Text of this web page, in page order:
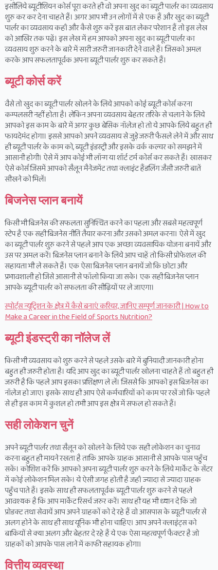
इसीलिये ब्यूटीशियन कोर्स पूरा करते ही वो अपना खुद का ब्यूटी पार्लर का व्यवसाय
शुरु कर कर देना चाहते हैं। अगर आप भी उन लोगों में से एक हैं और खुद का ब्यूटी
पार्लर का व्यवसाय कहाँ और कैसे शुरु करें इस बात लेकर परेशान हैं तो इस लेख
को आखिर तक पढ़ें। इस लेख में हम आपको अपना खुद का ब्यूटी पार्लर का
व्यवसाय शुरु करने के बारे में सारी जरुरी जानकारी देने वाले हैं। जिसको अमल
करके आप सफलतापूर्वक अपना ब्यूटी पार्लर शुरु कर सकते हैं।
ब्यूटी कोर्स करें
वैसे तो खुद का ब्यूटी पार्लर खोलने के लिये आपको कोई ब्यूटी कोर्स करना
कम्पलसरी नहीं होता है। लेकिन अपना व्यवसाय बेहतर तरिके से चलाने के लिये
आपको इस काम के बारे में अगर कुछ बेसिक नॉलेज हो तो ये आपके लिये बहुत ही
फायदेमंद होगा। इससे आपको अपने व्यवसाय से जुड़े जरुरी फैसले लेने में और साथ
ही ब्यूटी पार्लर के काम को, ब्यूटी इंडस्ट्री और इसके वर्क कल्चर को समझने में
आसानी होगी। ऐसे में आप कोई भी लॉन्ग या शॉर्ट टर्म कोर्स कर सकते हैं। खासकर
ऐसे कोर्स जिसमें आपको सैलून मैनेजमेंट तथा क्लाइंट हैंडलिंग जैसी जरुरी बातें
सीखने को मिलें।
बिजनेस प्लान बनायें
किसी भी बिजनेस की सफलता सुनिश्चित करने का पहला और सबसे महत्वपूर्ण
स्टेप है एक सही बिजनेस नीति तैयार करना और उसको अमल करना। ऐसे में खुद
का ब्यूटी पार्लर शुरु करने से पहले आप एक अच्छा व्यवसायिक योजना बनायें और
उस पर अमल करें। बिजनेस प्लान बनाने के लिये आप चाहें तो किसी प्रोफेशल की
सहायता भी ले सकते हैं। एक ऐसा बिजनेस प्लान बनायें जो कि छोटा और
प्रभावशाली हो जिसे आसानी से फॉलो किया जा सके। एक सही बिजनेस प्लान
आपके ब्यूटी पार्लर को सफलता की सीढ़ियों पर ले जाएगा।
स्पोर्ट्स न्यूट्रिशन के क्षेत्र में कैसे बनाएं करियर, जानिए सम्पूर्ण जानकारी | How to
Make a Career in the Field of Sports Nutrition?
ब्यूटी इंडस्ट्री का नॉलेज लें
किसी भी व्यवसाय को शुरु करने से पहले उसके बारे में बुनियादी जानकारी होना
बहुत ही जरुरी होता है। यदि आप खुद का ब्यूटी पार्लर खोलना चाहते हैं तो बहुत ही
जरुरी है कि पहले आप इसका प्रशिक्षण ले लें। जिससे कि आपको इस बिजनेस का
नॉलेज हो जाए। इसके साथ ही आप ऐसे कर्मचारियों को काम पर रखें जो कि पहले
से ही इस काम में कुशल हो तभी आप इस क्षेत्र में सफल हो सकते हैं।
सही लोकेशन चुनें
अपने ब्यूटी पार्लर तथा सैलून को खोलने के लिये एक सही लोकेशन का चुनाव
करना बहुत ही मायने रखता है ताकि आपके ग्राहक आसानी से आपके पास पहुँच
सकें। कोशिश करें कि आपको अपना ब्यूटी पार्लर शुरु करने के लिये मार्केट के सेंटर
में कोई लोकेशन मिल सके। ये ऐसी जगह होती है जहाँ ज्यादा से ज्यादा ग्राहक
पहुँच पाते हैं। इसके साथ ही सफलतापूर्वक ब्यूटी पार्लर शुरु करने से पहले
आवश्यक है कि आप मार्केट रिसर्च जरुर करें। साथ ही यह भी ध्यान दे कि जो
प्रोडक्ट तथा सेवायें आप अपने ग्राहकों को दे रहे हैं वो आसपास के ब्यूटी पार्लर से
अलग होने के साथ ही साथ यूनिक भी होना चाहिए। आप अपने क्लाइंट्स को
बाकियों से क्या अलग और बेहतर दे रहे हैं ये एक ऐसा महत्वपूर्ण फैक्टर है जो
ग्राहकों को आपके पास लाने में काफी सहायक होगा।
वित्तीय व्यवस्था